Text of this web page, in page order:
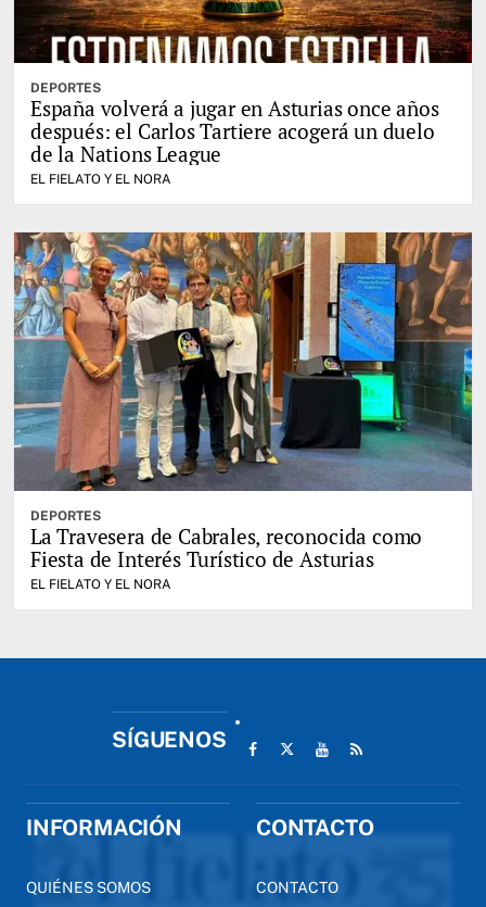
DEPORTES
España volverá a jugar en Asturias once años
después: el Carlos Tartiere acogerá un duelo
de la Nations League
EL FIELATO Y EL NORA
DEPORTES
La Travesera de Cabrales, reconocida como
Fiesta de Interés Turístico de Asturias
EL FIELATO Y EL NORA
SÍGUENOS
INFORMACIÓN
QUIÉNES SOMOS
CONTACTO
CONTACTO